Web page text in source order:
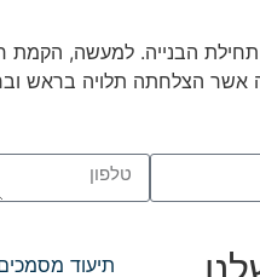
הבנייה. למעשה, הקמת
אשר הצלחתה תלויה בראש
תיעוד